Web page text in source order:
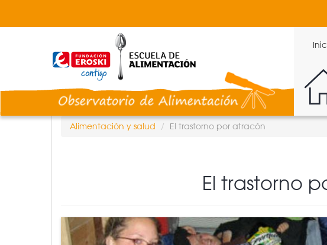
contenido
Alimentación y salud El trastorno por atracón
El trastorno